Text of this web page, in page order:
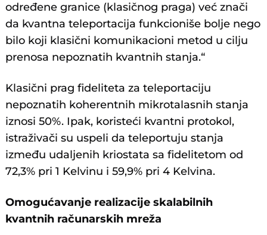
određene granice (klasičnog praga) već znači
da kvantna teleportacija funkcioniše bolje nego
bilo koji klasični komunikacioni metod u cilju
prenosa nepoznatih kvantnih stanja.“
Klasični prag fideliteta za teleportaciju
nepoznatih koherentnih mikrotalasnih stanja
iznosi 50%. Ipak, koristeći kvantni protokol,
istraživači su uspeli da teleportuju stanja
između udaljenih kriostata sa fidelitetom od
72,3% pri 1 Kelvinu i 59,9% pri 4 Kelvina.
Omogućavanje realizacije skalabilnih
kvantnih računarskih mreža